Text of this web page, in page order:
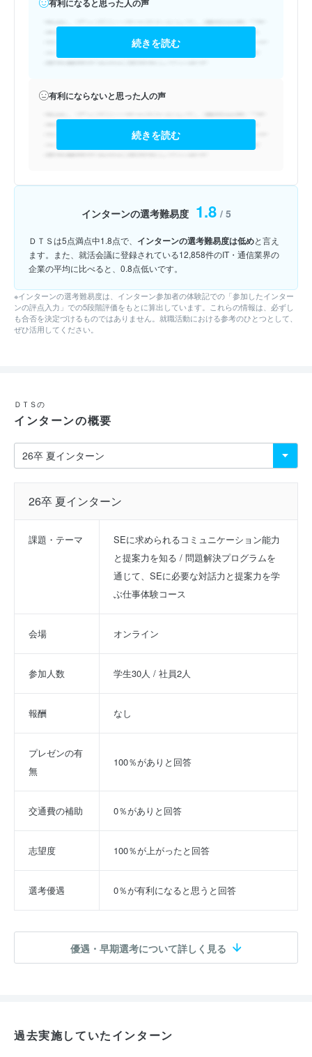
有利になると思った人の声
続きを読む
有利にならないと思った人の声
続きを読む
インターンの選考難易度 1.8 / 5
ＤＴＳは5点満点中1.8点で、 インターンの選考難易度は低めと言え
ます。また、就活会議に登録されている12,858件のIT・通信業界の
企業の平均に比べると、0.8点低いです。
※インターンの選考難易度は、インターン参加者の体験記での「参加したインター
ンの評点入力」での5段階評価をもとに算出しています。これらの情報は、必ずし
も合否を決定づけるものではありません。就職活動における参考のひとつとして、
ぜひ活用してください。
ＤＴＳの
インターンの概要
26卒 夏インターン
課題・テーマ
SEに求められるコミュニケーション能力
と提案力を知る / 問題解決プログラムを
通じて、SEに必要な対話力と提案力を学
ぶ仕事体験コース
会場 オンライン
参加人数 学生30人 / 社員2人
報酬 なし
プレゼンの有
無
100％がありと回答
交通費の補助 0％がありと回答
志望度 100％が上がったと回答
選考優遇 0％が有利になると思うと回答
優遇・早期選考について詳しく見る
過去実施していたインターン